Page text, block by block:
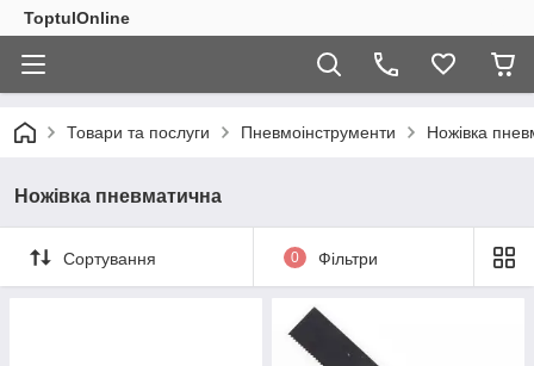
ToptulOnline
Товари та послуги Пневмоінструменти Ножівка
Ножівка пневматична
Сортування 0 Фільтри